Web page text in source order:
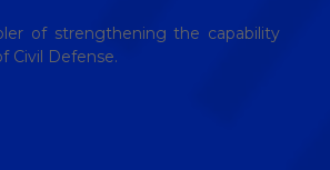
of strengthening the capability
Civil Defense.